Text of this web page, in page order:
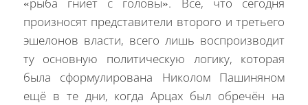
произносят представители второго и третьего
эшелонов власти, всего лишь воспроизводит
ту основную политическую логику, которая
была сформулирована Николом Пашиняном
ещё в те дни, когда Арцах был обречён на